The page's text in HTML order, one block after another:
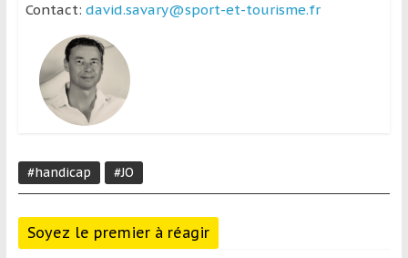
Contact: david.savary@sport-et-tourisme.fr
#handicap #JO
Soyez le premier à réagir